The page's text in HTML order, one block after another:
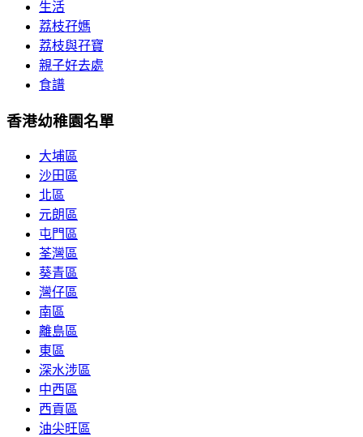
生活
荔枝孖媽
荔枝與孖寶
親子好去處
食譜
香港幼稚園名單
大埔區
沙田區
北區
元朗區
屯門區
荃灣區
葵青區
灣仔區
南區
離島區
東區
深水涉區
中西區
西貢區
油尖旺區